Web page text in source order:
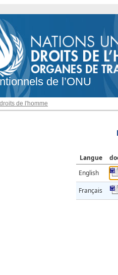
de l’ONU
de l'homme
Langue
English
Français